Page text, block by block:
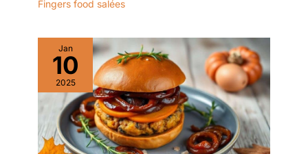
pour préparer et
présenter les aliments.
FACILE À NETTOYER -
Le bambou est
naturellement non
poreux et n'absorbe ni
les liquides ni les odeurs.
Il est facile à nettoyer en
Fingers food salées
Jan
10
2025